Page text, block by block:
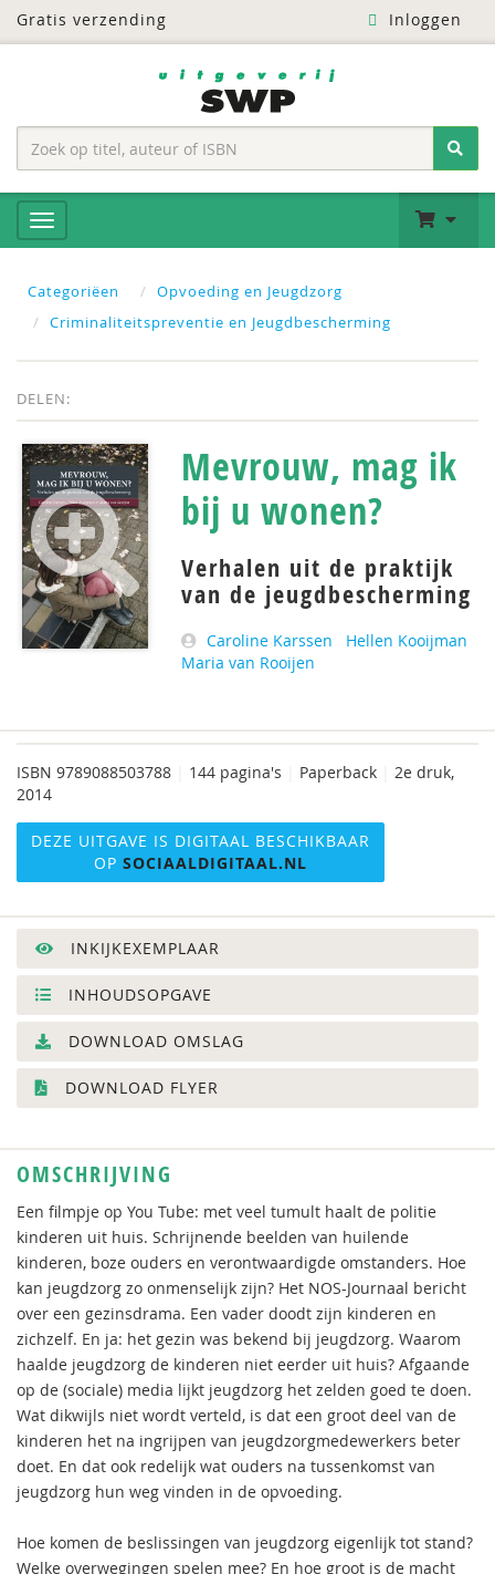
Gratis verzending Inloggen
Categoriëen
Opvoeding en Jeugdzorg
Criminaliteitspreventie en Jeugdbescherming
DELEN:
Mevrouw, mag ik
bij u wonen?
Verhalen uit de praktijk
van de jeugdbescherming
Caroline Karssen
Hellen Kooijman
Maria van Rooijen
ISBN 9789088503788 144 pagina's Paperback
2e druk,
2014
DEZE UITGAVE IS DIGITAAL BESCHIKBAAR
OP SOCIAALDIGITAAL.NL
INKIJKEXEMPLAAR
INHOUDSOPGAVE
DOWNLOAD OMSLAG
DOWNLOAD FLYER
OMSCHRIJVING
Een filmpje op You Tube: met veel tumult haalt de politie
kinderen uit huis. Schrijnende beelden van huilende
kinderen, boze ouders en verontwaardigde omstanders. Hoe
kan jeugdzorg zo onmenselijk zijn? Het NOS-Journaal bericht
over een gezinsdrama. Een vader doodt zijn kinderen en
zichzelf. En ja: het gezin was bekend bij jeugdzorg. Waarom
haalde jeugdzorg de kinderen niet eerder uit huis? Afgaande
op de (sociale) media lijkt jeugdzorg het zelden goed te doen.
Wat dikwijls niet wordt verteld, is dat een groot deel van de
kinderen het na ingrijpen van jeugdzorgmedewerkers beter
doet. En dat ook redelijk wat ouders na tussenkomst van
jeugdzorg hun weg vinden in de opvoeding.
Hoe komen de beslissingen van jeugdzorg eigenlijk tot stand?
Welke overwegingen spelen mee? En hoe groot is de macht